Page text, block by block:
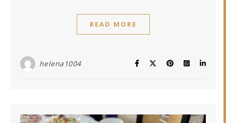
READ MORE
helena1004